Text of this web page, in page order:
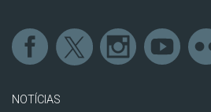
NOTÍCIAS